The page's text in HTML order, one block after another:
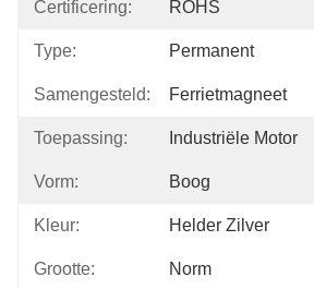
Certificering: ROHS
Type: Permanent
Samengesteld: Ferrietmagneet
Toepassing: Industriële Motor
Vorm: Boog
Kleur: Helder Zilver
Grootte: Norm